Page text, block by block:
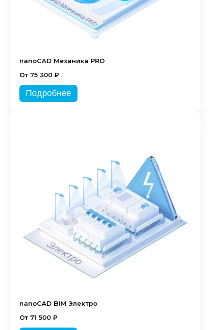
nanoCAD Механика PRO
От 75 300 ₽
Подробнее
nanoCAD BIM Электро
От 71 500 ₽